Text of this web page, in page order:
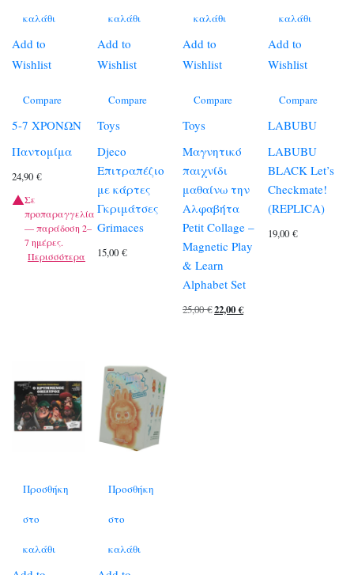
καλάθι
Add to
Wishlist
Compare
5-7 ΧΡΟΝΩΝ
Παντομίμα
24,90 €
Σε
προπαραγγελία
— παράδοση 2–
7 ημέρες.
Περισσότερα
καλάθι
Add to
Wishlist
Compare
Toys
Djeco
Επιτραπέζιο
με κάρτες
Γκριμάτσες
Grimaces
15,00€
καλάθι
Add to
Wishlist
Compare
Toys
Μαγνητικό
παιχνίδι
μαθαίνω την
Αλφαβήτα
Petit Collage –
Magnetic Play
& Learn
Alphabet Set
25,00€Original
22,00€Η
καλάθι
Add to
Wishlist
Compare
LABUBU
LABUBU
BLACK Let’s
Checkmate!
(REPLICA)
19,00€
Προσθήκη
στο
καλάθι
Προσθήκη
στο
καλάθι